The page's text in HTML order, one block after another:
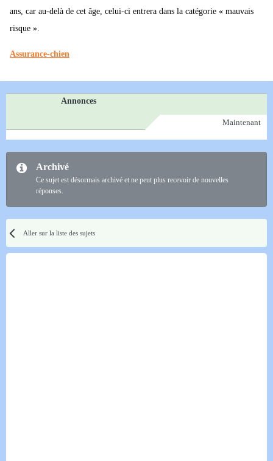
ans, car au-delà de cet âge, celui-ci entrera dans la catégorie « mauvais
risque ».
Assurance-chien
Annonces
Maintenant
Archivé
Ce sujet est désormais archivé et ne peut plus recevoir de nouvelles
réponses.
Aller sur la liste des sujets